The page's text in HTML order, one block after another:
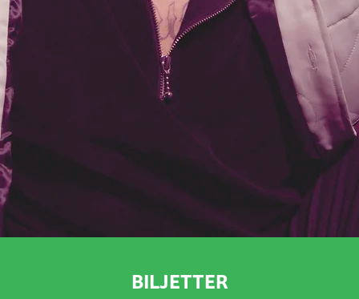
BILJETTER
kontakta oss på info@hknoje.se
info@hknoje.se